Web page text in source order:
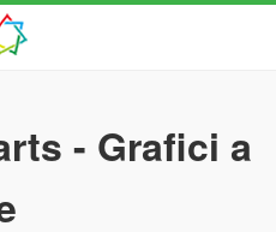
- Grafici a